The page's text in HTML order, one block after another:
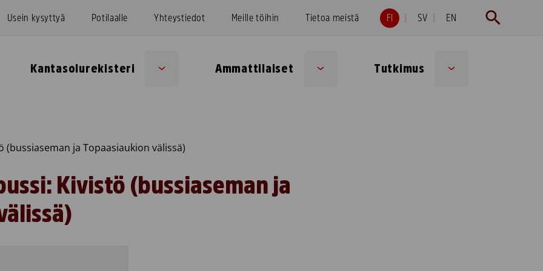
Usein kysyttyä Potilaalle Yhteystiedot Meille töihin Tietoa meistä FI SV EN
Kantasolurekisteri Ammattilaiset Tutkimus
ja Topaasiaukion välissä)
Kivistö (bussiaseman ja